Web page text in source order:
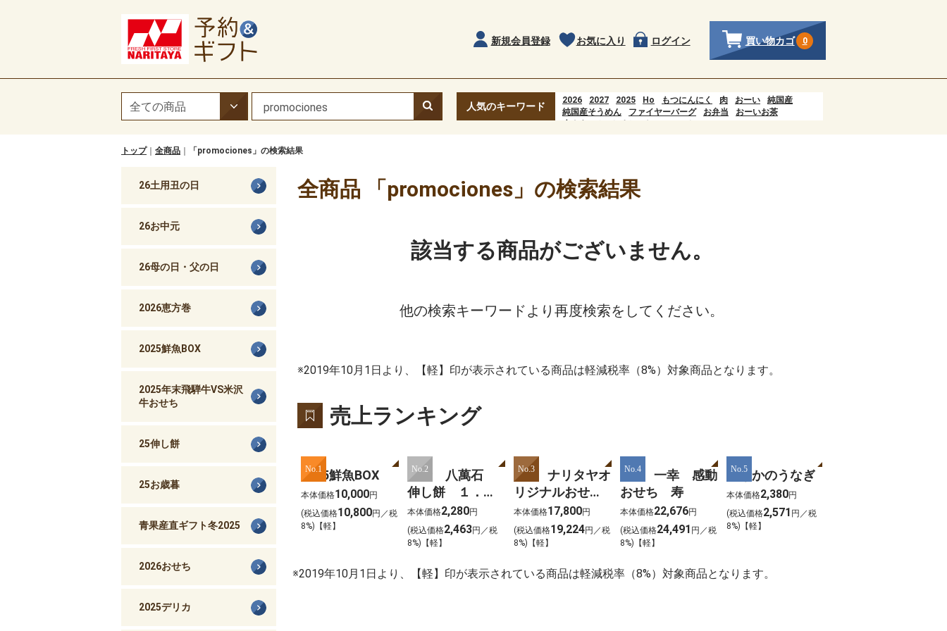
買い物カゴ 0
新規会員登録 お気に入り ログイン
人気のキーワード
2026 2027 2025 Ho もつにんにく 肉 おーい
純国産
純国産そうめん
ファイヤーバーグ お弁当
おーいお茶
トップ 全商品 「promociones」の検索結果
26土用丑の日
26お中元
26母の日・父の日
2026恵方巻
2025鮮魚BOX
2025年末飛騨牛VS米沢
牛おせち
25伸し餅
25お歳暮
青果産直ギフト冬2025
2026おせち
2025デリカ
全商品 「promociones」の検索結果
該当する商品がございません。
他の検索キーワードより再度検索をしてください。
※2019年10月1日より、【軽】印が表示されている商品は軽減税率（8%）対象商品となります。
売上ランキング
No.1
2025鮮魚BOX
本体価格10,000円
(税込価格10,800円／税
8%)【軽】
No.2
大新 八萬石
伸し餅 １．８
ｋｇ
本体価格2,280円
(税込価格2,463円／税
8%)【軽】
No.3
101 ナリタヤオ
リジナルおせ
ち 2026
本体価格17,800円
(税込価格19,224円／税
8%)【軽】
No.4
102 一幸 感動
おせち 寿
本体価格22,676円
(税込価格24,491 円／税
8%)【軽】
No.5
たなかのうなぎ
本体価格2,380円
(税込価格2,571 円／税
8%)【軽】
※2019年10月1日より、【軽】印が表示されている商品は軽減税率（8%）対象商品となります。